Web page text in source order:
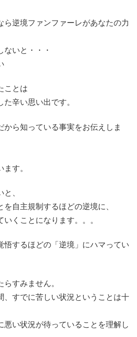
ら逆境ファンファーレがあなたの力
ないと・・・
ことは
辛い思い出です。
から知っている事実をお伝えしま
ます。
、
自主規制するほどの逆境に、
くことになります。。。
悟するほどの「逆境」にハマってい
すみません。
、すでに苦しい状況ということは十
悪い状況が待っていることを理解し